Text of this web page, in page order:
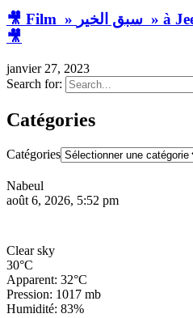
🎥 Film » سبق الخير » à Jeelen Art & Events Home
🎥
janvier 27, 2023
Search for:
Catégories
Catégories
Nabeul
août 6, 2026, 5:52 pm
Clear sky
30°C
Apparent: 32°C
Pression: 1017 mb
Humidité: 83%